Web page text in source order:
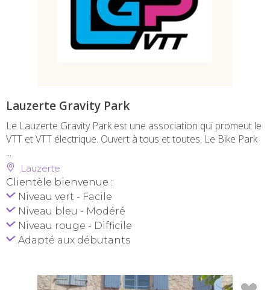
Lauzerte Gravity Park
Le Lauzerte Gravity Park est une association qui promeut le
VTT et VTT électrique. Ouvert à tous et toutes. Le Bike Park
...
Lauzerte
Clientèle bienvenue :
Niveau vert - Facile
Niveau bleu - Modéré
Niveau rouge - Difficile
Adapté aux débutants